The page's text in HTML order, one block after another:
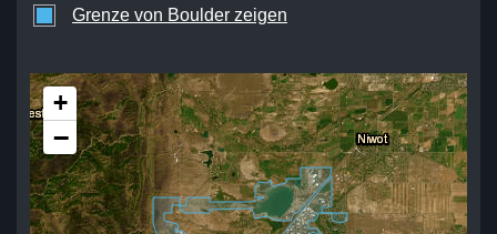
Grenze von Boulder zeigen
+
−